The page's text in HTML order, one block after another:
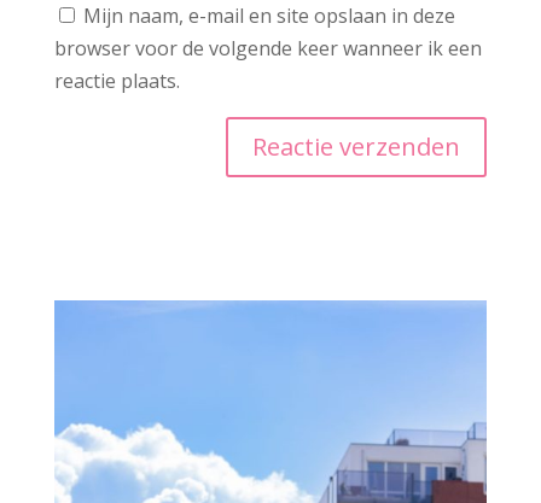
Mijn naam, e-mail en site opslaan in deze
browser voor de volgende keer wanneer ik een
reactie plaats.
i
v